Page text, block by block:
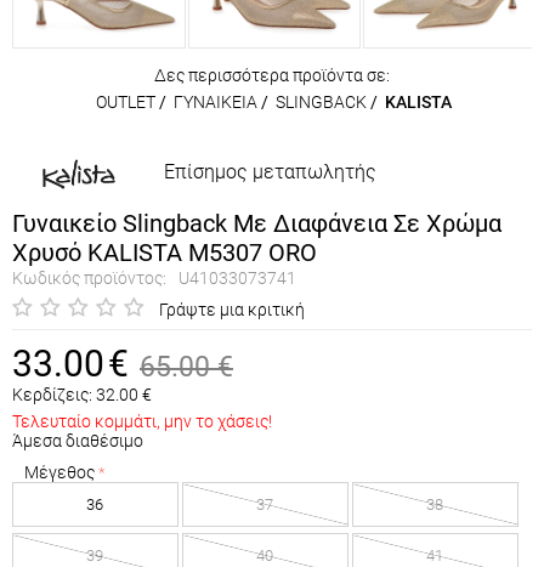
Δες περισσότερα προϊόντα σε:
OUTLET / ΓΥΝΑΙΚΕΙΑ / SLINGBACK / KALISTA
Επίσημος μεταπωλητής
Γυναικείο Slingback Με Διαφάνεια Σε Χρώμα
Χρυσό KALISTA M5307 ORO
Κωδικός προϊόντος:
U41033073741
Γράψτε μια κριτική
33.00€ 65.00 €
Κερδίζεις: 32.00 €
Τελευταίο κομμάτι, μην το χάσεις!
Άμεσα διαθέσιμο
Μέγεθος
36 37 38
39 40 41